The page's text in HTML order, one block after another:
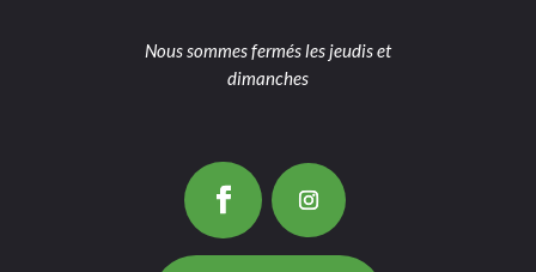
Nous sommes fermés les jeudis et
dimanches